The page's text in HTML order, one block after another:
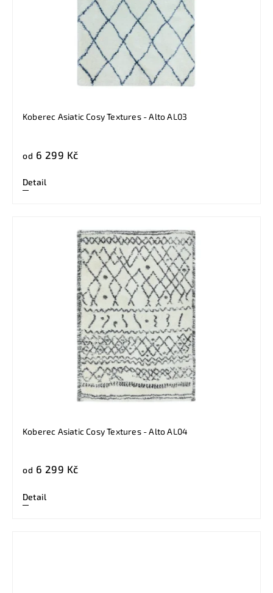
Koberec Asiatic Cosy Textures - Alto AL03
od 6 299 Kč
Detail
Koberec Asiatic Cosy Textures - Alto AL04
od 6 299 Kč
Detail